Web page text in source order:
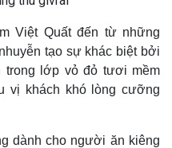
Việt Quất đến từ những
tạo sự khác biệt bởi
trong lớp vỏ đỏ tươi mềm
vị khách khó lòng cưỡng
dành cho người ăn kiêng